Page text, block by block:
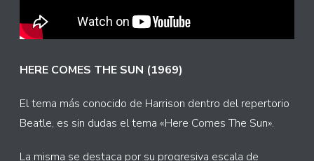
HERE COMES THE SUN (1969)
El tema más conocido de Harrison dentro del repertorio
Beatle, es sin dudas el tema «Here Comes The Sun».
La misma se destaca por su progresiva escala de